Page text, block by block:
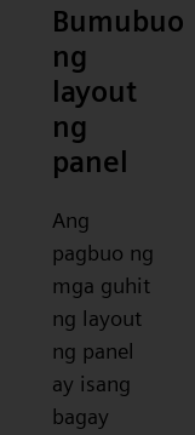
Bumubuo
ng
layout
ng
panel
Ang
pagbuo ng
mga guhit
ng layout
ng panel
ay isang
bagay